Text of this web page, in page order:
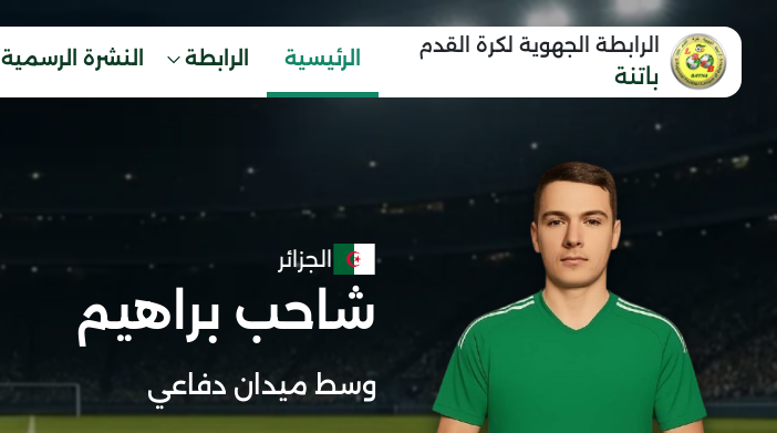
الرابطة الجهوية لكرة القدم
باتنة
الرئيسية الرابطة النشرة الرسمية
الجزائر
شاحب براهيم
وسط ميدان دفاعي